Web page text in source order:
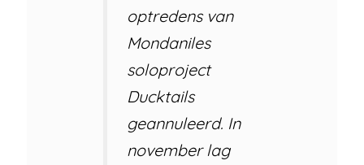
optredens van
Mondaniles
soloproject
Ducktails
geannuleerd. In
november lag